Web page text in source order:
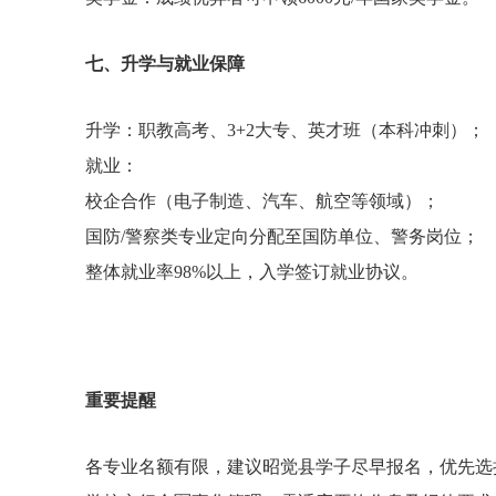
七、升学与就业保障
升学：职教高考、3+2大专、英才班（本科冲刺）；
就业：
校企合作（电子制造、汽车、航空等领域）；
国防/警察类专业定向分配至国防单位、警务岗位；
整体就业率98%以上，入学签订就业协议。
重要提醒
各专业名额有限，建议昭觉县学子尽早报名，优先